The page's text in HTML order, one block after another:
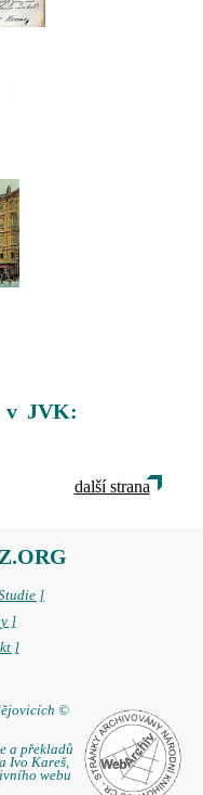
v JVK:
další strana
]
]
]
©
a překladů
Ivo Kareš,
webu